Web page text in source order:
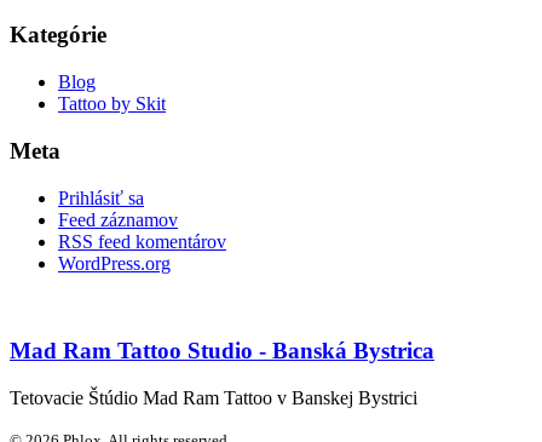
Kategórie
Blog
Tattoo by Skit
Meta
Prihlásiť sa
Feed záznamov
RSS feed komentárov
WordPress.org
Mad Ram Tattoo Studio - Banská Bystrica
Tetovacie Štúdio Mad Ram Tattoo v Banskej Bystrici